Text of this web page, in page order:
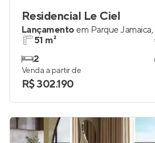
Residencial Le Ciel
Lançamento em Parque Jamaica,
51 m²
2
Venda a partir de
R$ 302.190